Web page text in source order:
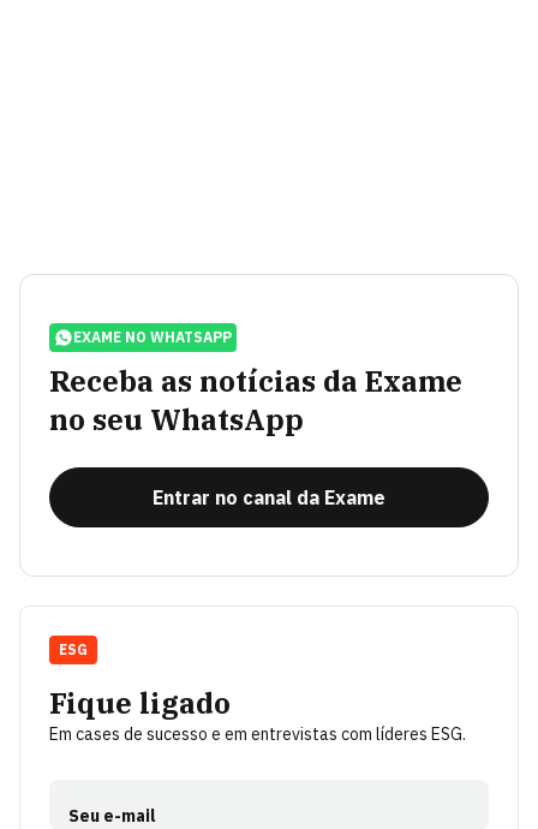
EXAME NO WHATSAPP
Receba as notícias da Exame
no seu WhatsApp
Entrar no canal da Exame
Fique ligado
Em cases de sucesso e em entrevistas com líderes ESG.
Seu e-mail
ESG